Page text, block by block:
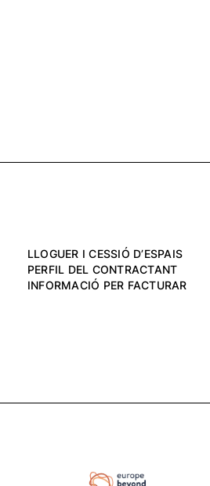
LLOGUER I CESSIÓ D’ESPAIS
PERFIL DEL CONTRACTANT
INFORMACIÓ PER FACTURAR